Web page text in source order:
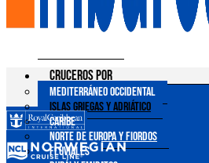
Cruceros por
Mediterráneo Occidental
Islas Griegas y Adriático
Caribe
Norte de Europa y Fiordos
Fluviales